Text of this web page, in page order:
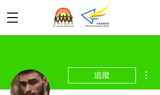
追蹤